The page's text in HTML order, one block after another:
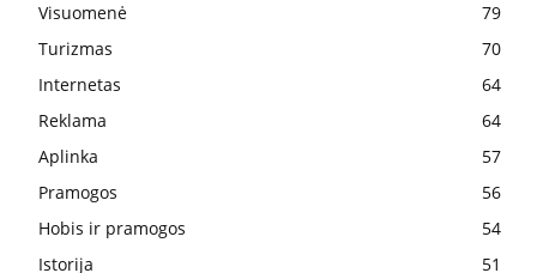
Visuomenė
79
Turizmas
70
Internetas
64
Reklama
64
Aplinka
57
Pramogos
56
Hobis ir pramogos
54
Istorija
51